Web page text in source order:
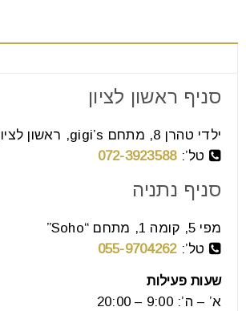
פינות אוכל עגולות בסגנון כפרי
07 אוג
אוכל וכל בית בוחר בפינה אשר תזרום
קרא עוד
סניף ראשון לציון
ילדי טהרן 8, מתחם gigi’s, ראשון לציון
טל’:072-3923588
סניף נתניה
מפי 5, קומה 1, מתחם “Soho”
טל’:055-9704262
שעות פעילות
א’ – ה’: 9:00 – 20:00